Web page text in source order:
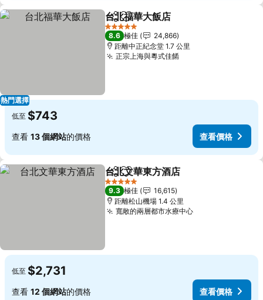
熱門選擇
分享 放到收藏夾
台北福華大飯店
5 星級
8.6 極佳
24,866
距離中正紀念堂 1.7 公里
正宗上海與粵式佳餚
低至 $743
查看 13 個網站的價格 查看價格
分享 放到收藏夾
台北文華東方酒店
5 星級
9.3 極佳
16,615
距離松山機場 1.4 公里
寬敞的兩層都市水療中心
低至 $2,731
查看 12 個網站的價格 查看價格